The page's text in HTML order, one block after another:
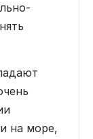
на море,